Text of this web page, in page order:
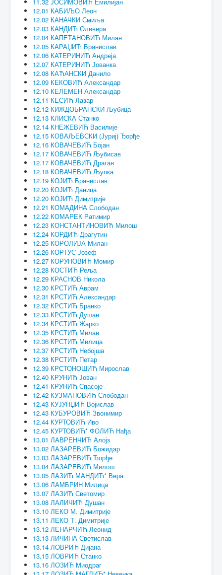
12.01 КАБИЉО Леон
12.02 КАНАЧКИ Смиља
12.03 КАНДИЋ Оливера
12.04 КАПЕТАНОВИЋ Милан
12.05 КАРАЏИЋ Бранислав
12.06 КАТЕРИНИЋ Андреја
12.07 КАТЕРИНИЋ Јованка
12.08 КАЋАНСКИ Данило
12.09 КЕКОВИЋ Александар
12.10 КЕЛЕМЕН Александар
12.11 КЕСИЋ Лазар
12.12 КИЖДОБРАНСКИ Љубица
12.13 КЛИСКА Станко
12.14 КНЕЖЕВИЋ Василије
12.15 КОВАЉЕВСКИ (Јуриј) Ђорђе
12.16 КОВАЧЕВИЋ Бојан
12.17 КОВАЧЕВИЋ Љубисав
12.17 КОВАЧЕВИЋ Драган
12.18 КОВАЧЕВИЋ Љупка
12.19 КОЈИЋ Бранислав
12.20 КОЈИЋ Даница
12.20 КОЈИЋ Димитрије
12.21 КОМАДИНА Слободан
12.22 КОМАРЕК Ратимир
12.23 КОНСТАНТИНОВИЋ Милош
12.24 КОРДИЋ Драгутин
12.25 КОРОЛИЈА Милан
12.26 КОРТУС Јозеф
12.27 КОРУНОВИЋ Момир
12.28 КОСТИЋ Реља
12.29 КРАСНОВ Никола
12.30 КРСТИЋ Аврам
12.31 КРСТИЋ Александар
12.32 КРСТИЋ Бранко
12.33 КРСТИЋ Душан
12.34 КРСТИЋ Жарко
12.35 КРСТИЋ Милан
12.36 КРСТИЋ Милица
12.37 КРСТИЋ Небојша
12.38 КРСТИЋ Петар
12.39 КРСТОНОШИЋ Мирослав
12.40 КРУНИЋ Јован
12.41 КРУНИЋ Спасоје
12.42 КУЗМАНОВИЋ Слободан
12.43 КУЈУНЏИЋ Војислав
12.43 КУБУРОВИЋ Звонимир
12.44 КУРТОВИЋ Иво
12.45 КУРТОВИЋ* ФОЛИЋ Нађа
13.01 ЛАВРЕНЧИЋ Алојз
13.02 ЛАЗАРЕВИЋ Божидар
13.03 ЛАЗАРЕВИЋ Ђорђе
13.04 ЛАЗАРЕВИЋ Милош
13.05 ЛАЗИЋ МАНДИЋ* Вера
13.06 ЛАМБРИН Милица
13.07 ЛАЗИЋ Светомир
13.08 ЛАЛИЧИЋ Душан
13.10 ЛЕКО М. Димитрије
13.11 ЛЕКО Т. Димитрије
13.12 ЛЕНАРЧИЋ Леонид
13.13 ЛИЧИНА Светислав
13.14 ЛОВРИЋ Дијана
13.15 ЛОВРИЋ Станко
13.16 ЛОЗИЋ Миодраг